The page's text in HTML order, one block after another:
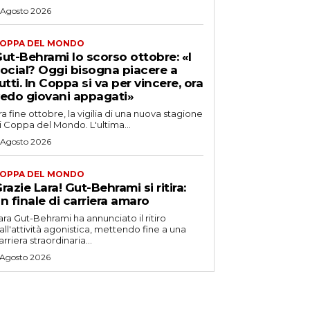
2026
DEL MONDO
Behrami lo scorso ottobre: «I
Oggi bisogna piacere a
In Coppa si va per vincere, ora
giovani appagati»
fine ottobre, la vigilia di una nuova stagione
Coppa del Mondo. L'ultima...
2026
DEL MONDO
Lara! Gut-Behrami si ritira:
finale di carriera amaro
Gut-Behrami ha annunciato il ritiro
agonistica, mettendo fine a una
straordinaria...
2026